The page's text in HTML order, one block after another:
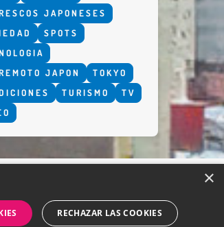
JAPONESES
SPOTS
JAPON
TOKYO
TURISMO
TV
×
RECHAZAR LAS COOKIES